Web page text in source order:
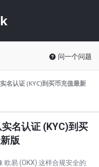
问一个问题
名认证 (KYC)到买币充值最新
名认证 (KYC)到买
版
欧易 (OKX) 这样合规安全的